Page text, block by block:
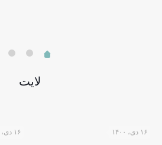
لایت
۱۶ دی، ۱۴۰۰ ۱۶ دی، ۱۴۰۰